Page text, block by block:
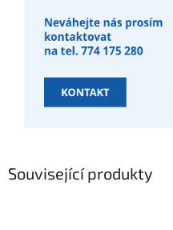
Související produkty